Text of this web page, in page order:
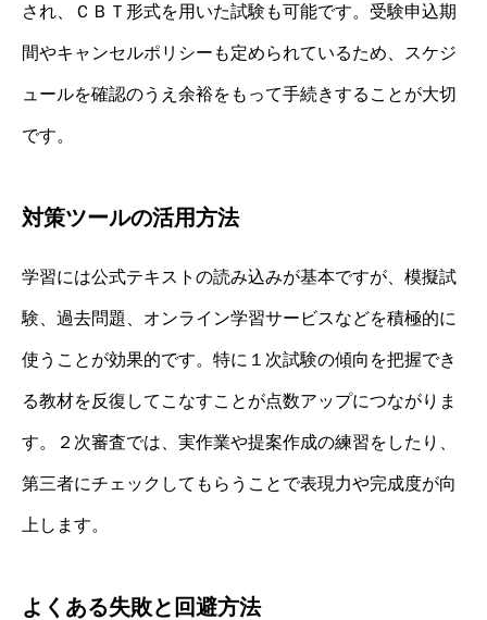
され、ＣＢＴ形式を用いた試験も可能です。受験申込期
間やキャンセルポリシーも定められているため、スケジ
ュールを確認のうえ余裕をもって手続きすることが大切
です。
対策ツールの活用方法
学習には公式テキストの読み込みが基本ですが、模擬試
験、過去問題、オンライン学習サービスなどを積極的に
使うことが効果的です。特に１次試験の傾向を把握でき
る教材を反復してこなすことが点数アップにつながりま
す。２次審査では、実作業や提案作成の練習をしたり、
第三者にチェックしてもらうことで表現力や完成度が向
上します。
よくある失敗と回避方法